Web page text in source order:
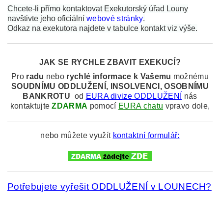
Chcete-li přímo kontaktovat Exekutorský úřad Louny
navštivte jeho oficiální webové stránky.
Odkaz na exekutora najdete v tabulce kontakt viz výše.
JAK SE RYCHLE ZBAVIT EXEKUCÍ?
Pro radu nebo rychlé informace k Vašemu možnému
SOUDNÍMU ODDLUŽENÍ, INSOLVENCI, OSOBNÍMU
BANKROTU od EURA divize ODDLUŽENÍ
nás
kontaktujteZDARMA pomocí EURA chatu vpravo dole,
nebo můžete využít kontaktní formulář:
Potřebujete vyřešit ODDLUŽENÍ v LOUNECH?